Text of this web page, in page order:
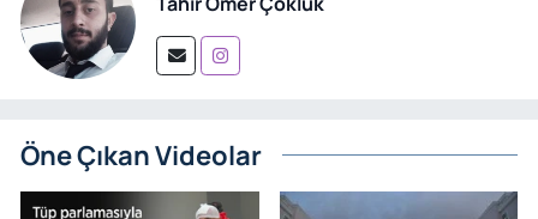
Öne Çıkan Videolar